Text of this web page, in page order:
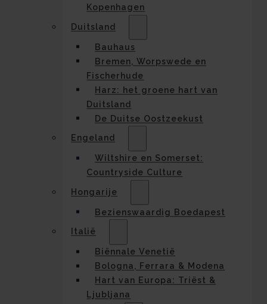
Kopenhagen
Duitsland
Bauhaus
Bremen, Worpswede en
Fischerhude
Harz: het groene hart van
Duitsland
De Duitse Oostzeekust
Engeland
Wiltshire en Somerset:
Countryside Culture
Hongarije
Bezienswaardig Boedapest
Italië
Biënnale Venetië
Bologna, Ferrara & Modena
Hart van Europa: Triëst &
Ljubljana